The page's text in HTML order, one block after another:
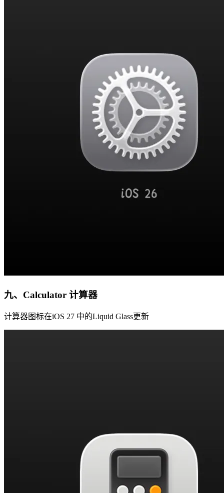
九、Calculator 计算器
计算器图标在iOS 27 中的Liquid Glass更新